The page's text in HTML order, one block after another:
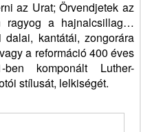
az Urat; Örvendjetek az
ragyog a hajnalcsillag…
kantátái, zongorára
a reformáció 400 éves
ben komponált Luther-
stílusát, lelkiségét.